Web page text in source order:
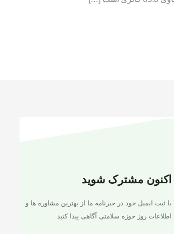
اکنون مشترک شوید
با ثبت ایمیل خود در خبرنامه ما از بهترین مشاوره ها و
اطلاعات روز حوزه سلامتی آگاهی پیدا کنید